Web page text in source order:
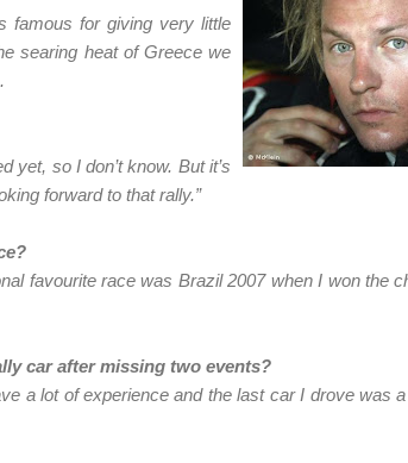
famous for giving very little
searing heat of Greece we
yet, so I don’t know. But it’s
forward to that rally.”
favourite race was Brazil 2007 when I won the
car after missing two events?
a lot of experience and the last car I drove was